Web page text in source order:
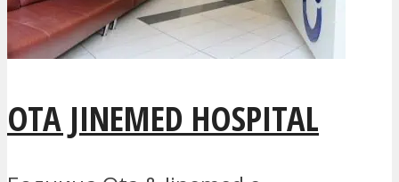
OTA JINEMED HOSPITAL